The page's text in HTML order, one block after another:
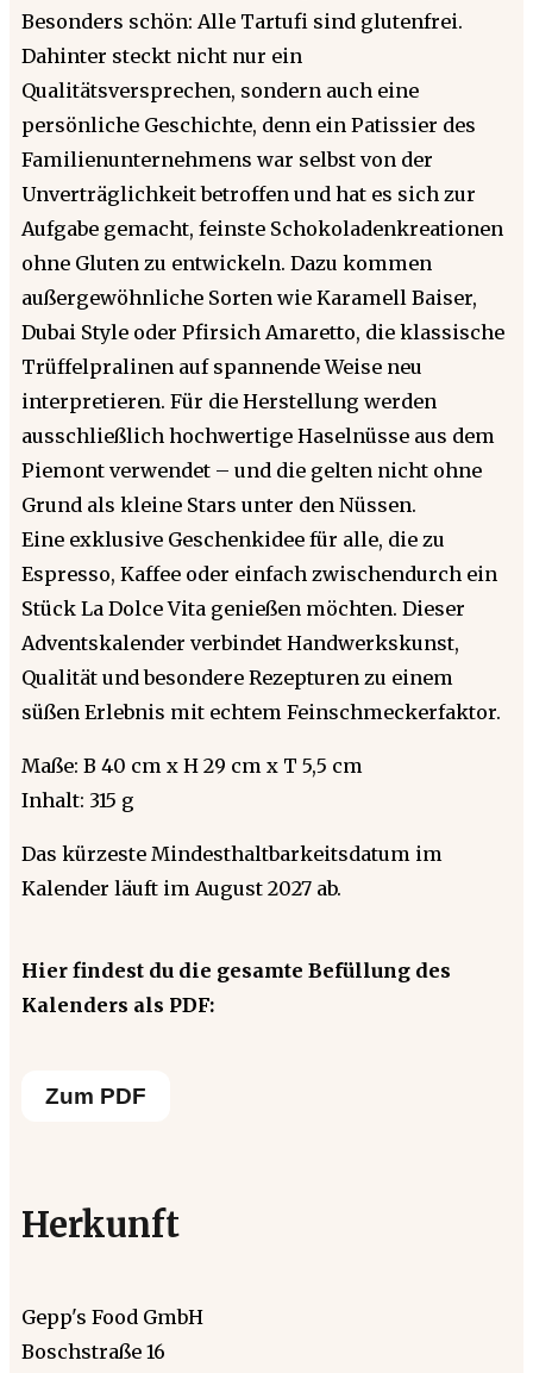
Besonders schön: Alle Tartufi sind glutenfrei.
Dahinter steckt nicht nur ein
Qualitätsversprechen, sondern auch eine
persönliche Geschichte, denn ein Patissier des
Familienunternehmens war selbst von der
Unverträglichkeit betroffen und hat es sich zur
Aufgabe gemacht, feinste Schokoladenkreationen
ohne Gluten zu entwickeln. Dazu kommen
außergewöhnliche Sorten wie Karamell Baiser,
Dubai Style oder Pfirsich Amaretto, die klassische
Trüffelpralinen auf spannende Weise neu
interpretieren. Für die Herstellung werden
ausschließlich hochwertige Haselnüsse aus dem
Piemont verwendet – und die gelten nicht ohne
Grund als kleine Stars unter den Nüssen.
Eine exklusive Geschenkidee für alle, die zu
Espresso, Kaffee oder einfach zwischendurch ein
Stück La Dolce Vita genießen möchten. Dieser
Adventskalender verbindet Handwerkskunst,
Qualität und besondere Rezepturen zu einem
süßen Erlebnis mit echtem Feinschmeckerfaktor.
Maße: B 40 cm x H 29 cm x T 5,5 cm
Inhalt: 315 g
Das kürzeste Mindesthaltbarkeitsdatum im
Kalender läuft im August 2027 ab.
Hier findest du die gesamte Befüllung des
Kalenders als PDF:
Zum PDF
Herkunft
Gepp's Food GmbH
Boschstraße 16